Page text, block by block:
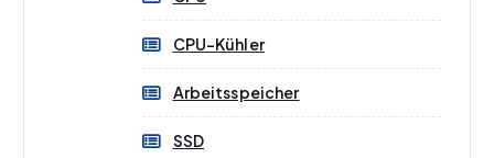
CPU-Kühler
Arbeitsspeicher
SSD